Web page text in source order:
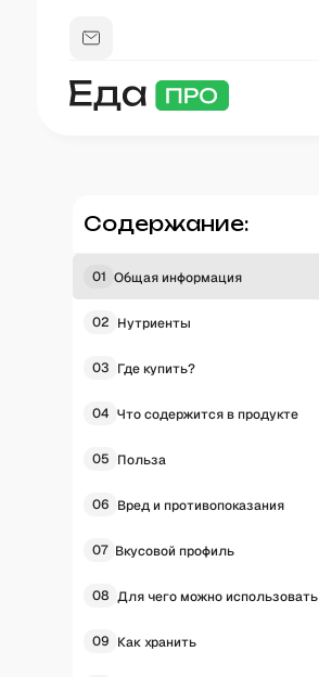
Содержание:
01 Общая информация
02 Нутриенты
03 Где купить?
04 Что содержится в продукте
05 Польза
06 Вред и противопоказания
07 Вкусовой профиль
08 Для чего можно использовать
09 Как хранить